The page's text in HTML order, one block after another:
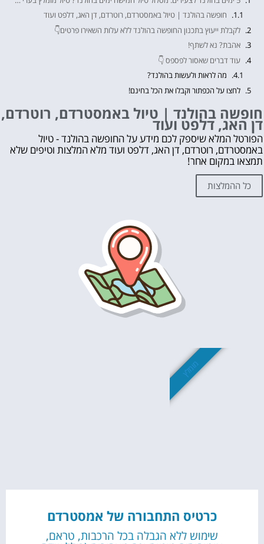
חופשה בהולנד | טיול באמסטרדם, רוטרדם, דן האג, דלפט ועוד
לקבלת ייעוץ בתכנון החופשה בהולנד ללא עלות השאירו פרטים👇
אהבת? נא לשתף!
עוד דברים שאסור לפספס 👇
מה לראות ולעשות בהולנד?
לחצו על הכפתור וקבלו את הכל בחינם!
חופשה בהולנד | טיול באמסטרדם, רוטרדם,
דן האג, דלפט ועוד
הפורטל המלא שיספק לכם מידע על החופשה בהולנד - טיול
באמסטרדם, רוטרדם, דן האג, דלפט ועוד מלא המלצות וטיפים שלא
תמצאו במקום אחר!
כל ההמלצות
כרטיס התחבורה של אמסטרדם
שימוש ללא הגבלה בכל הרכבות, טראם,
מומלץ